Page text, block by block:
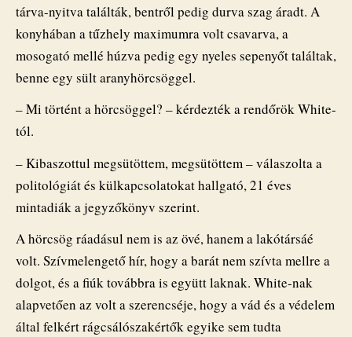
tárva-nyitva találták, bentről pedig durva szag áradt. A
konyhában a tűzhely maximumra volt csavarva, a
mosogató mellé húzva pedig egy nyeles sepenyőt találtak,
benne egy sült aranyhörcsöggel.
– Mi történt a hörcsöggel? – kérdezték a rendőrök White-
tól.
– Kibaszottul megsütöttem, megsütöttem – válaszolta a
politológiát és külkapcsolatokat hallgató, 21 éves
mintadiák a jegyzőkönyv szerint.
A hörcsög ráadásul nem is az övé, hanem a lakótársáé
volt. Szívmelengető hír, hogy a barát nem szívta mellre a
dolgot, és a fiúk továbbra is együtt laknak. White-nak
alapvetően az volt a szerencséje, hogy a vád és a védelem
által felkért rágcsálószakértők egyike sem tudta